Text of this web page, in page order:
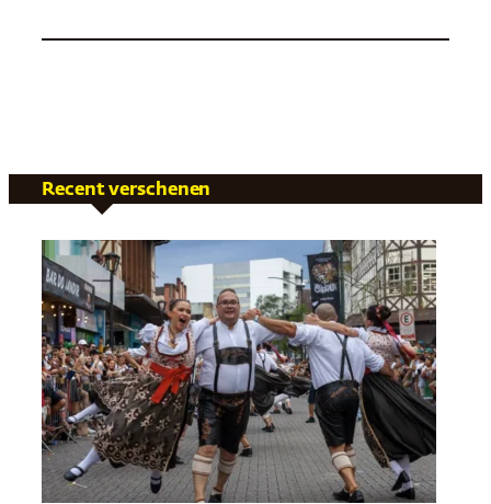
Recent verschenen